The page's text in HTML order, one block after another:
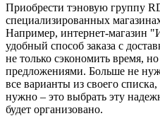
Приобрести тэновую группу
специализированных
Например, интернет-магазин
удобный способ заказа с
не только сэкономить время,
предложениями. Больше не
все варианты из своего
нужно – это выбрать эту
будет организовано.